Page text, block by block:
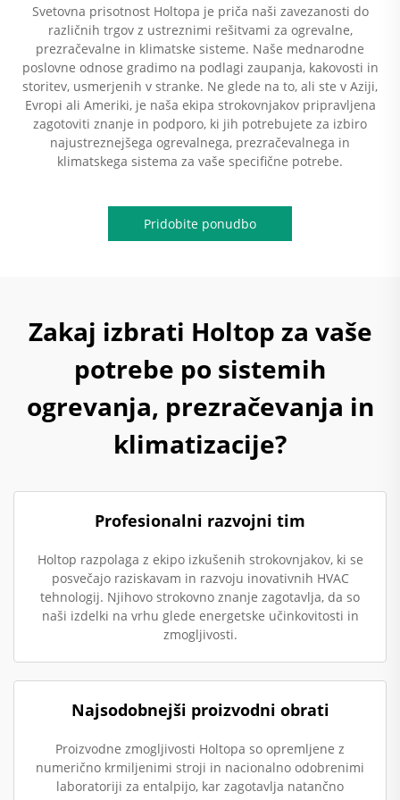
Svetovna prisotnost Holtopa je priča naši zavezanosti do
različnih trgov z ustreznimi rešitvami za ogrevalne,
prezračevalne in klimatske sisteme. Naše mednarodne
poslovne odnose gradimo na podlagi zaupanja, kakovosti in
storitev, usmerjenih v stranke. Ne glede na to, ali ste v Aziji,
Evropi ali Ameriki, je naša ekipa strokovnjakov pripravljena
zagotoviti znanje in podporo, ki jih potrebujete za izbiro
najustreznejšega ogrevalnega, prezračevalnega in
klimatskega sistema za vaše specifične potrebe.
Pridobite ponudbo
Zakaj izbrati Holtop za vaše
potrebe po sistemih
ogrevanja, prezračevanja in
klimatizacije?
Profesionalni razvojni tim
Holtop razpolaga z ekipo izkušenih strokovnjakov, ki se
posvečajo raziskavam in razvoju inovativnih HVAC
tehnologij. Njihovo strokovno znanje zagotavlja, da so
naši izdelki na vrhu glede energetske učinkovitosti in
zmogljivosti.
Najsodobnejši proizvodni obrati
Proizvodne zmogljivosti Holtopa so opremljene z
numerično krmiljenimi stroji in nacionalno odobrenimi
laboratoriji za entalpijo, kar zagotavlja natančno